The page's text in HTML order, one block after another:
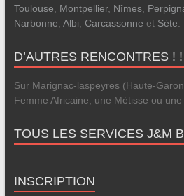
Toulouse Montpellier, Nîmes,
Narbonne Albi Carcassonne et Sète
D’AUTRES RENCONTRES !
Sur Marignac-laspeyres (Haute-
Femme Africaine, une Métisse ou une
TOUS LES SERVICES J&M
INSCRIPTION